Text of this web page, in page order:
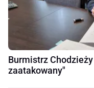
Burmistrz
zaatakowany"